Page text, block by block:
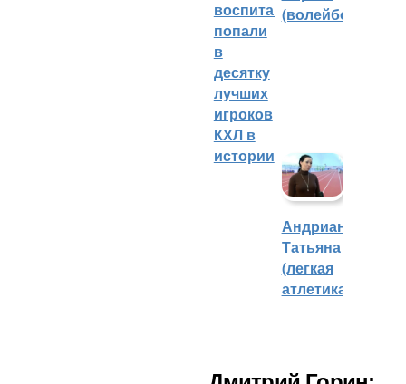
воспитанника
попали
в
десятку
лучших
игроков
КХЛ в
истории
(волейбол)
Андрианова
Татьяна
(легкая
атлетика)